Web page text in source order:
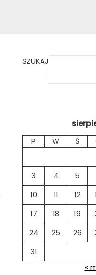
SZUKAJ
P W Ś
3
4 5
10
11 12
17
18 19
24
25 26
31
«